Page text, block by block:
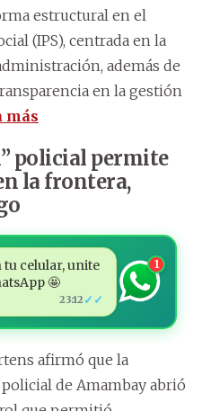
estructural en el
(IPS), centrada en la
además de
en la gestión
más
policial permite
la frontera,
tu celular, unite
🤩
23:12 ✓✓
1
afirmó que la
de Amambay abrió